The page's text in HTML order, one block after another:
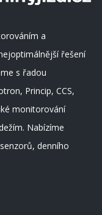
a
řešení
s řadou
Princip, CCS,
monitorování
Nabízíme
denního